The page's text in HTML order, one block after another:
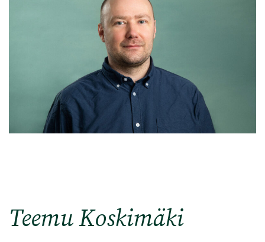
Teemu Koskimäki